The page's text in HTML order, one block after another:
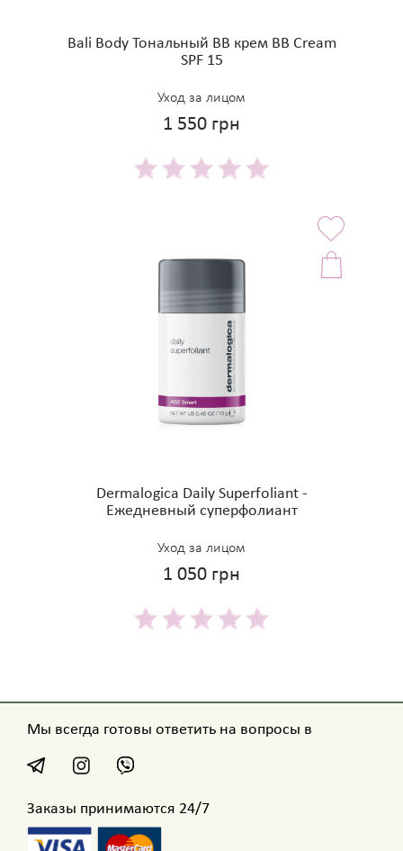
Bali Body Тональный BB крем BB Cream
SPF 15
Уход за лицом
1 550 грн
Dermalogica Daily Superfoliant -
Ежедневный суперфолиант
Уход за лицом
1 050 грн
Мы всегда готовы ответить на вопросы в
Заказы принимаются 24/7